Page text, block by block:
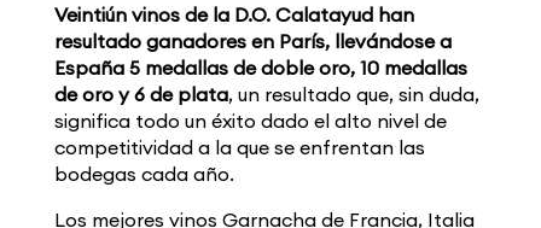
Veintiún vinos de la D.O. Calatayud han
resultado ganadores en París, llevándose a
España 5 medallas de doble oro, 10 medallas
de oro y 6 de plata, un resultado que, sin duda,
significa todo un éxito dado el alto nivel de
competitividad a la que se enfrentan las
bodegas cada año.
Los mejores vinos Garnacha de Francia, Italia